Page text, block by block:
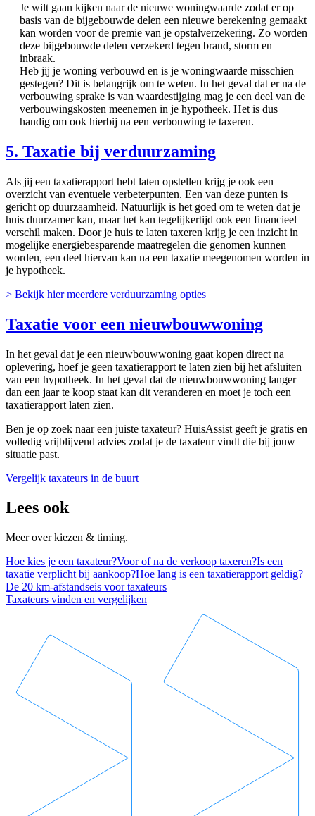
Je wilt gaan kijken naar de nieuwe woningwaarde zodat er op
basis van de bijgebouwde delen een nieuwe berekening gemaakt
kan worden voor de premie van je opstalverzekering. Zo worden
deze bijgebouwde delen verzekerd tegen brand, storm en
inbraak.
Heb jij je woning verbouwd en is je woningwaarde misschien
gestegen? Dit is belangrijk om te weten. In het geval dat er na de
verbouwing sprake is van waardestijging mag je een deel van de
verbouwingskosten meenemen in je hypotheek. Het is dus
handig om ook hierbij na een verbouwing te taxeren.
5. Taxatie bij verduurzaming
Als jij een taxatierapport hebt laten opstellen krijg je ook een
overzicht van eventuele verbeterpunten. Een van deze punten is
gericht op duurzaamheid. Natuurlijk is het goed om te weten dat je
huis duurzamer kan, maar het kan tegelijkertijd ook een financieel
verschil maken. Door je huis te laten taxeren krijg je een inzicht in
mogelijke energiebesparende maatregelen die genomen kunnen
worden, een deel hiervan kan na een taxatie meegenomen worden in
je hypotheek.
> Bekijk hier meerdere verduurzaming opties
Taxatie voor een nieuwbouwwoning
In het geval dat je een nieuwbouwwoning gaat kopen direct na
oplevering, hoef je geen taxatierapport te laten zien bij het afsluiten
van een hypotheek. In het geval dat de nieuwbouwwoning langer
dan een jaar te koop staat kan dit veranderen en moet je toch een
taxatierapport laten zien.
Ben je op zoek naar een juiste taxateur? HuisAssist geeft je gratis en
volledig vrijblijvend advies zodat je de taxateur vindt die bij jouw
situatie past.
Vergelijk taxateurs in de buurt
Lees ook
Meer over kiezen & timing.
Hoe kies je een taxateur?Voor of na de verkoop taxeren?Is een
taxatie verplicht bij aankoop?Hoe lang is een taxatierapport geldig?
De 20 km-afstandseis voor taxateurs
Taxateurs vinden en vergelijken